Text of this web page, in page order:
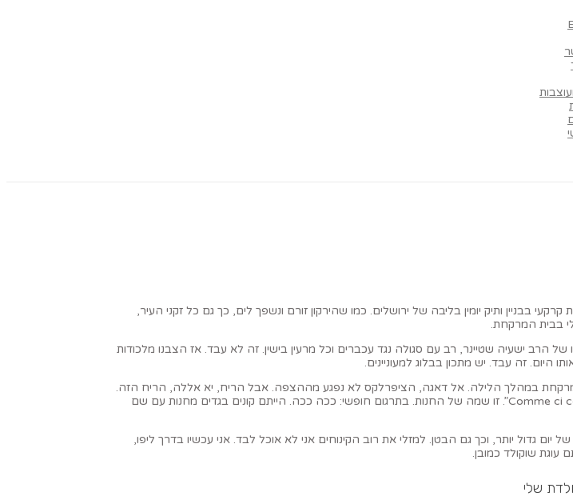
בבניין ותיק יומין בליבה של ירושלים. כמו שהירקון זורם ונשפך לים, כך גם כל זקני העיר,
בבית המרקחת.
הרב ישעיה שטיינר, רב עם סגולה נגד עכברים וכל מרעין בישין. זה לא עבד. אז הצבנו מלכודות
היום. זה עבד. יש מתכון בבלוג למעוניינים.
המרקחת במהלך הלילה. אל דאגה, הציפרלקס לא נפגע מההצפה. אבל הריח, יא אללה, הריח הזה.
ריח של טחב, רטיבות, דומה לריח של אחרי הגשם הראשון, בתוספת סירחון של ביוב. תודה לך ” Comme ci comme ça”. זו שמה של החנות. בתרגום חופשי: ככה ככה. הייתם קונים בגדים מחנות עם שם
גדול יותר, וכך גם הבטן. למזלי את רוב הקינוחים אני לא אוכל לבד. אני עכשיו בדרך ליפו,
שוקולד כמובן.
שלי